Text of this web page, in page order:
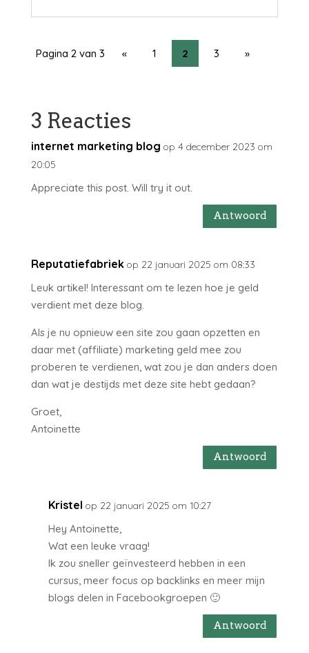
Pagina 2 van 3 « 1 2 3 »
3 Reacties
internet marketing blog op 4 december 2023 om
20:05
Appreciate this post. Will try it out.
Antwoord
Reputatiefabriek op 22 januari 2025 om 08:33
Leuk artikel! Interessant om te lezen hoe je geld
verdient met deze blog.
Als je nu opnieuw een site zou gaan opzetten en
daar met (affiliate) marketing geld mee zou
proberen te verdienen, wat zou je dan anders doen
dan wat je destijds met deze site hebt gedaan?
Groet,
Antoinette
Antwoord
Kristel op 22 januari 2025 om 10:27
Hey Antoinette,
Wat een leuke vraag!
Ik zou sneller geïnvesteerd hebben in een
cursus, meer focus op backlinks en meer mijn
blogs delen in Facebookgroepen 🙂
Antwoord